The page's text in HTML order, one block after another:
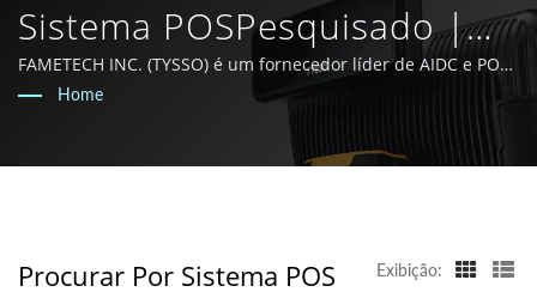
Sistema POSPesquisado |
Sistema POS E Provedor De
Soluções POS - FAMETECH
FAMETECH INC. (TYSSO) é um fornecedor líder de AIDC e POS.
Como fabricante certificado ISO-9001 / 9002, a empresa
cresceu com uma sólida base de P&D e toda a equipe está
comprometida em permanecer na vanguarda da tecnologia
Home
Procurar Por Sistema POS Exibição: